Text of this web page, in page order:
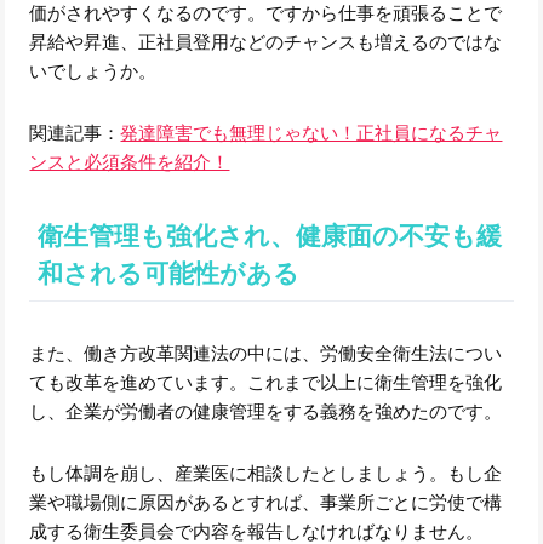
価がされやすくなるのです。ですから仕事を頑張ることで
昇給や昇進、正社員登用などのチャンスも増えるのではな
いでしょうか。
関連記事：発達障害でも無理じゃない！正社員になるチャ
ンスと必須条件を紹介！
衛生管理も強化され、健康面の不安も緩
和される可能性がある
また、働き方改革関連法の中には、労働安全衛生法につい
ても改革を進めています。これまで以上に衛生管理を強化
し、企業が労働者の健康管理をする義務を強めたのです。
もし体調を崩し、産業医に相談したとしましょう。もし企
業や職場側に原因があるとすれば、事業所ごとに労使で構
成する衛生委員会で内容を報告しなければなりません。